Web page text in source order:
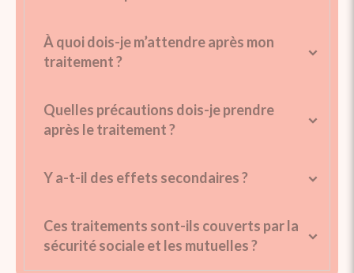
À quoi dois-je m’attendre après mon
traitement ?
Quelles précautions dois-je prendre
après le traitement ?
Y a-t-il des effets secondaires ?
Ces traitements sont-ils couverts par la
sécurité sociale et les mutuelles ?